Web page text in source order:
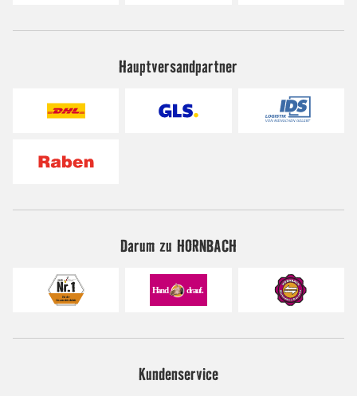
Hauptversandpartner
Darum zu HORNBACH
Kundenservice